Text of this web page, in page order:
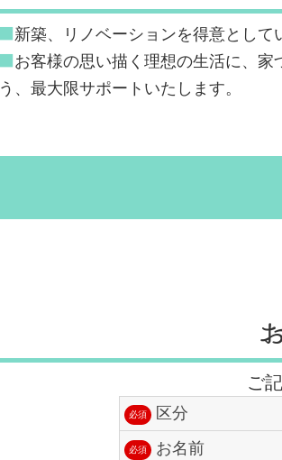
新築、リノベーションを得意として
お客様の思い描く理想の生活に、
う、最大限サポートいたします。
ご
必須 区分
必須 お名前